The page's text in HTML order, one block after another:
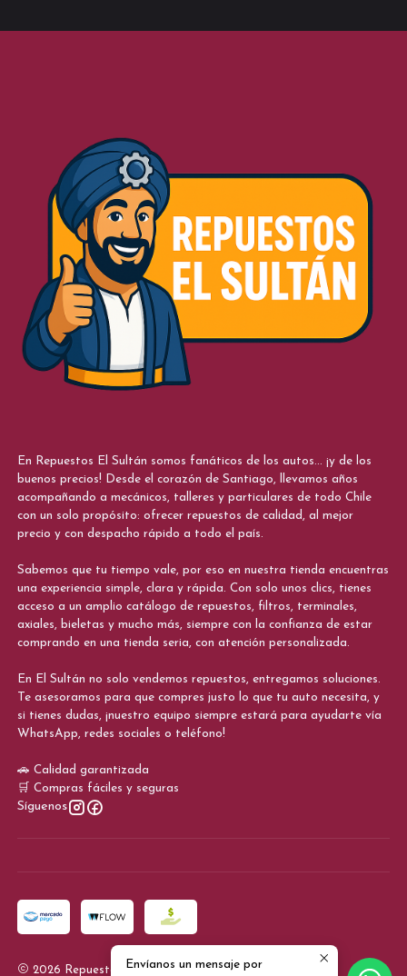
En Repuestos El Sultán somos fanáticos de los autos... ¡y de los
buenos precios! Desde el corazón de Santiago, llevamos años
acompañando a mecánicos, talleres y particulares de todo Chile
con un solo propósito: ofrecer repuestos de calidad, al mejor
precio y con despacho rápido a todo el país.
Sabemos que tu tiempo vale, por eso en nuestra tienda encuentras
una experiencia simple, clara y rápida. Con solo unos clics, tienes
acceso a un amplio catálogo de repuestos, filtros, terminales,
axiales, bieletas y mucho más, siempre con la confianza de estar
comprando en una tienda seria, con atención personalizada.
En El Sultán no solo vendemos repuestos, entregamos soluciones.
Te asesoramos para que compres justo lo que tu auto necesita, y
si tienes dudas, ¡nuestro equipo siempre estará para ayudarte vía
WhatsApp, redes sociales o teléfono!
🚗 Calidad garantizada
🛒 Compras fáciles y seguras
Síguenos
2026 Repuestos El Sultan.Envíanos un mensaje por